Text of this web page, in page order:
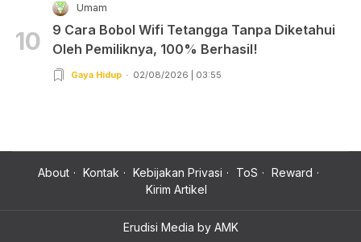
10
Umam
9 Cara Bobol Wifi Tetangga Tanpa Diketahui
Oleh Pemiliknya, 100% Berhasil!
Gaya Hidup 02/08/2026 | 03:55
About Kontak Kebijakan Privasi ToS
Reward
Kirim Artikel
Erudisi Media by AMK